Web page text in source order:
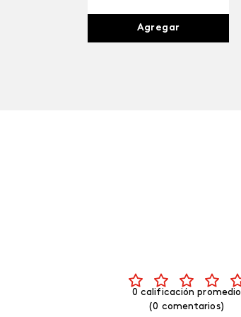
Agregar
0 calificación promedio
(0 comentarios)